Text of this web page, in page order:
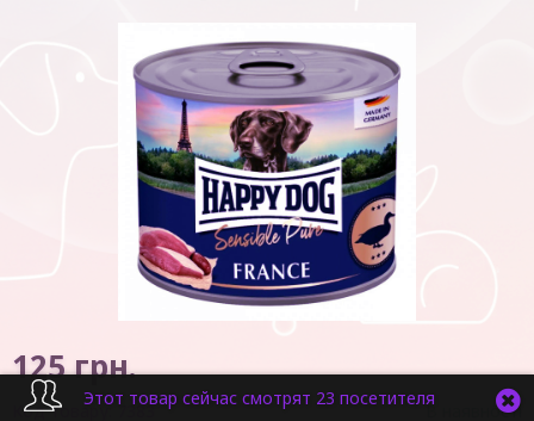
125грн.
Код товару: 7383 В наявності
Этот товар сейчас смотрят 23 посетителя